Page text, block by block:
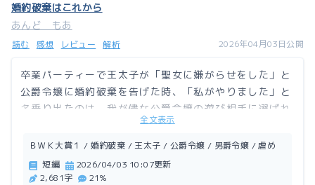
婚約破棄はこれから
あんど もあ
読む 感想 レビュー 解析 2026年04月03日公開
卒業パーティーで王太子が「聖女に嫌がらせをした」と
公爵令嬢に婚約破棄を告げた時、「私がやりました」と
名乗り出たのは、我が儘な公爵令嬢の遊び相手に選ばれ
た男爵令嬢。周りから「公爵令嬢の腰巾着」とあざ笑わ
れても、公爵家から支払われる給金のために７年仕えた
のだが……。
全文表示
ＢＷＫ大賞１ / 婚約破棄 / 王太子 / 公爵令嬢 / 男爵令嬢 / 虐め
短編
2026/04/03 10:07更新
2,681字
21%